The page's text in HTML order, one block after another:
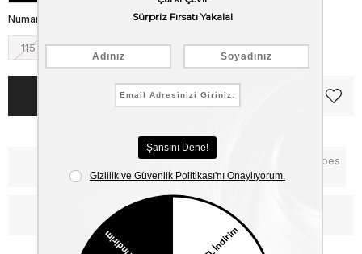
Numara
115 120 125 130 135
Notify me when the price goes
down
WhatsApp’tan Bilgi Al